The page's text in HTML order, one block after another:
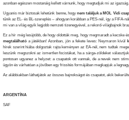
azonban egészen mostanáig kellett várnunk, hogy megtudjuk mi az
Ugyanis már biztosak lehetünk benne, hogy nem találjuk a MOL Vidi
tűnik az EL- és BL-szereplés – ahogyan korábban a PES-nél, így a FIFA-
mi van a világ egyik legjobb nemzeti tizenegyével, a rekord-világbajnok
Ez a hír még lesújtóbb, de hogy oldották meg, hogy megmaradt a kecske
megtalálható a játékban! Azonban, jön a fekete leves: Neymaron kívül
hírek szerint hiába dolgoztak rajta keményen az EA-nél, nem tudtak
leszünk megszokni az ismertlen focistákat, ha a sárga-zöldeket
pontosan ugyanez a helyzet: a csapatok ott vannak, de a nevek nem
ügyön és várhatóan a jövőben egy frissítés formájában megkapjuk a
Az alábbiakban láthatjátok az összes bajnokságot és csapatot, akik
ARGENTÍNA
SAF